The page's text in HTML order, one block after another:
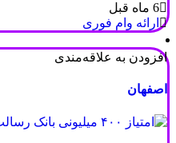
6 ماه قبل
ارائه وام فوری
افزودن به علاقه‌مندی
اصفهان